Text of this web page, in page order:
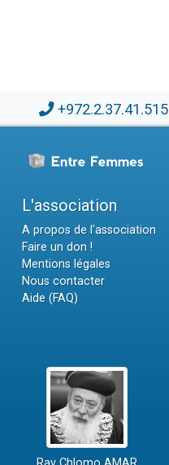
+972.2.37.41.515
L'association
A propos de l'association
Faire un don !
Mentions légales
Nous contacter
Aide (FAQ)